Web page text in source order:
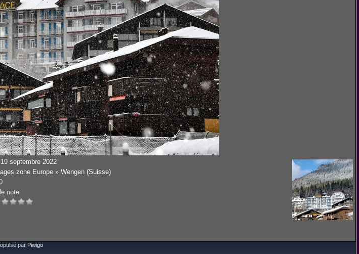
19 septembre 2022
zone Europe »Wengen (Suisse)
note
par Piwigo